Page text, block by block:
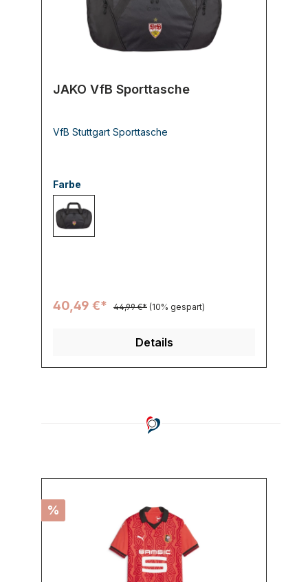
JAKO VfB Sporttasche
VfB Stuttgart Sporttasche
Farbe
800 schwarz
40,49 €* 44,99 €* (10% gespart)
Details
%